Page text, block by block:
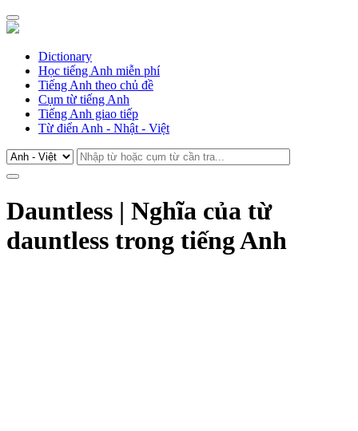
Dictionary
Học tiếng Anh miễn phí
Tiếng Anh theo chủ đề
Cụm từ tiếng Anh
Tiếng Anh giao tiếp
Từ điển Anh - Nhật - Việt
Dauntless | Nghĩa của từ
dauntless trong tiếng Anh